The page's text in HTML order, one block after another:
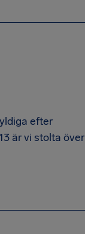
efter
är vi stolta över